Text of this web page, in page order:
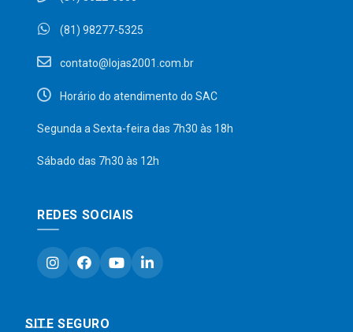
(81) 98277-5325
contato@lojas2001.com.br
Horário do atendimento do SAC
Segunda a Sexta-feira das 7h30 às 18h
Sábado das 7h30 às 12h
REDES SOCIAIS
SITE SEGURO